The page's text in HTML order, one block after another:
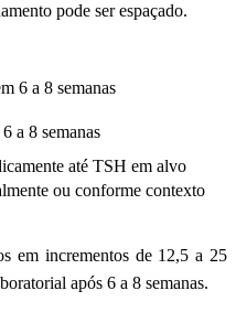
pode ser espaçado.
6 a 8 semanas
a 8 semanas
até TSH em alvo
ou conforme contexto
em incrementos de 12,5 a 25
após 6 a 8 semanas.